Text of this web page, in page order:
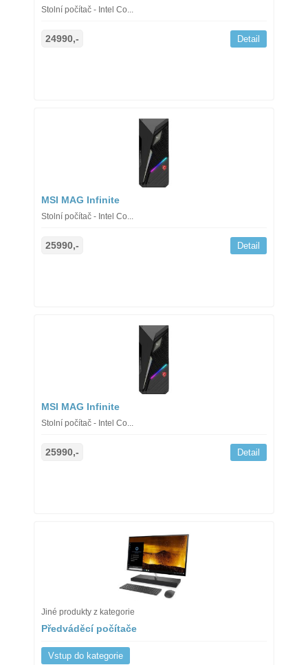
Stolní počítač - Intel Co...
24990,- Detail
MSI MAG Infinite
Stolní počítač - Intel Co...
25990,- Detail
MSI MAG Infinite
Stolní počítač - Intel Co...
25990,- Detail
Jiné produkty z kategorie
Předváděcí počítače
Vstup do kategorie